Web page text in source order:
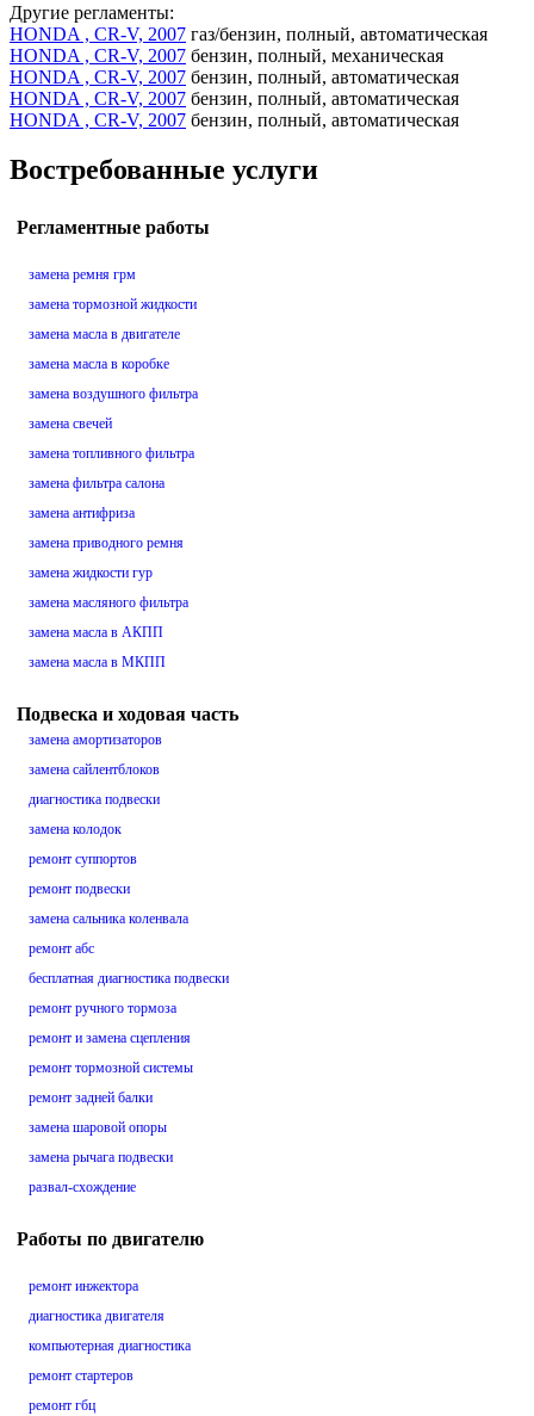
Другие регламенты:
HONDA , CR-V, 2007 газ/бензин, полный, автоматическая
HONDA , CR-V, 2007 бензин, полный, механическая
HONDA , CR-V, 2007 бензин, полный, автоматическая
HONDA , CR-V, 2007 бензин, полный, автоматическая
HONDA , CR-V, 2007 бензин, полный, автоматическая
Востребованные услуги
Регламентные работы
замена ремня грм
замена тормозной жидкости
замена масла в двигателе
замена масла в коробке
замена воздушного фильтра
замена свечей
замена топливного фильтра
замена фильтра салона
замена антифриза
замена приводного ремня
замена жидкости гур
замена масляного фильтра
замена масла в АКПП
замена масла в МКПП
Подвеска и ходовая часть
замена амортизаторов
замена сайлентблоков
диагностика подвески
замена колодок
ремонт суппортов
ремонт подвески
замена сальника коленвала
ремонт абс
бесплатная диагностика подвески
ремонт ручного тормоза
ремонт и замена сцепления
ремонт тормозной системы
ремонт задней балки
замена шаровой опоры
замена рычага подвески
развал-схождение
Работы по двигателю
ремонт инжектора
диагностика двигателя
компьютерная диагностика
ремонт стартеров
ремонт гбц